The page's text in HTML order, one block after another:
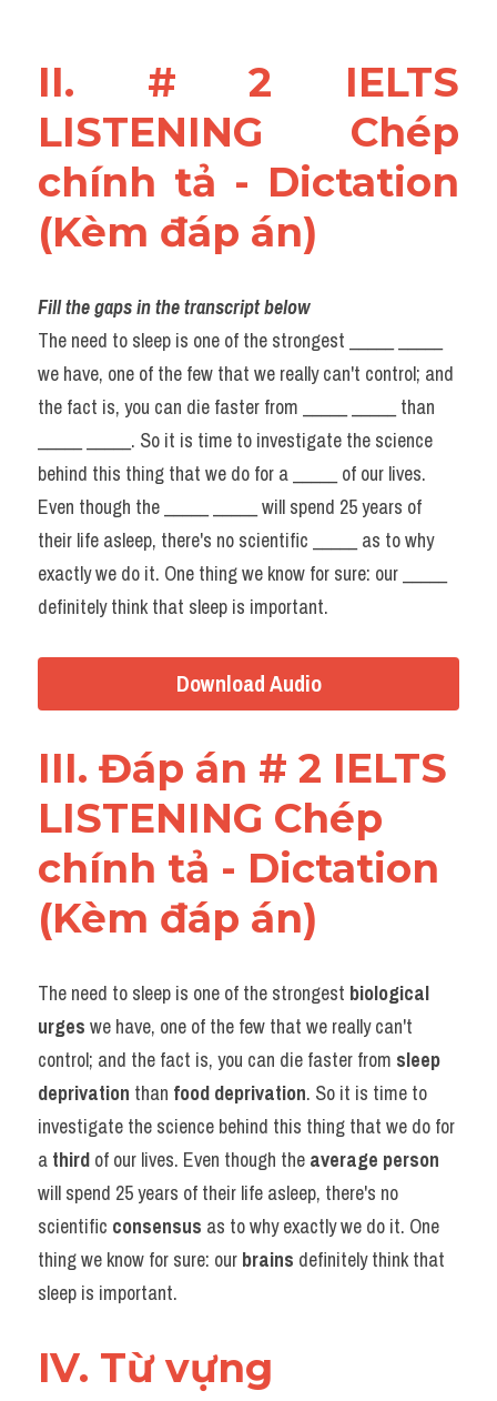
II. # 2 IELTS
LISTENING Chép
chính tả - Dictation
(Kèm đáp án)
Fill the gaps in the transcript below
The need to sleep is one of the strongest _____ _____
we have, one of the few that we really can't control; and
the fact is, you can die faster from _____ _____ than
_____ _____. So it is time to investigate the science
behind this thing that we do for a _____ of our lives.
Even though the _____ _____ will spend 25 years of
their life asleep, there's no scientific _____ as to why
exactly we do it. One thing we know for sure: our _____
definitely think that sleep is important.
Download Audio
III. Đáp án # 2 IELTS
LISTENING Chép
chính tả - Dictation
(Kèm đáp án)
The need to sleep is one of the strongest biological
urges we have, one of the few that we really can't
control; and the fact is, you can die faster from sleep
deprivation than food deprivation. So it is time to
investigate the science behind this thing that we do for
a third of our lives. Even though the average person
will spend 25 years of their life asleep, there's no
scientific consensus as to why exactly we do it. One
thing we know for sure: our brains definitely think that
sleep is important.
IV. Từ vựng